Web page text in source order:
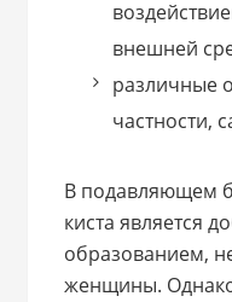
внешней
различные
частности,
В подавляющем
киста является
образованием,
женщины.